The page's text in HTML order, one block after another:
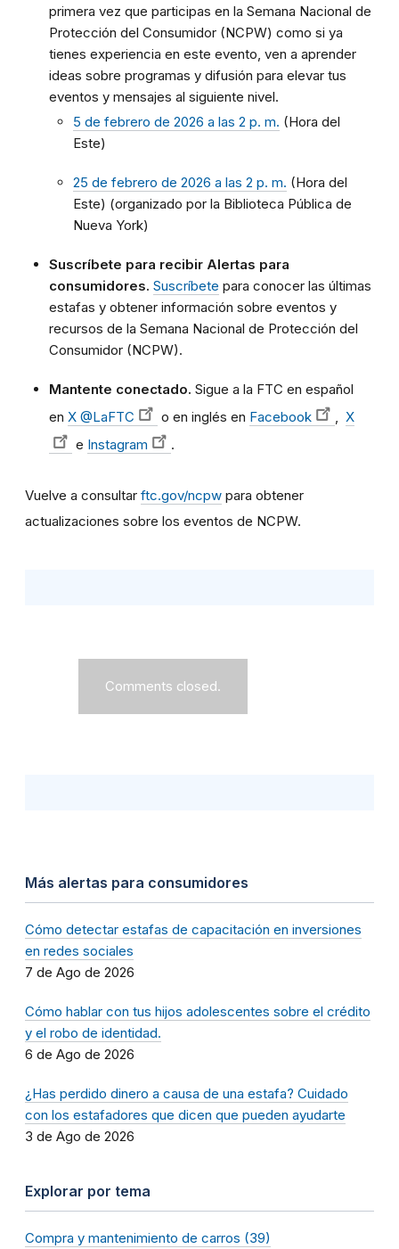
primera vez que participas en la Semana Nacional de
Protección del Consumidor (NCPW) como si ya
tienes experiencia en este evento, ven a aprender
ideas sobre programas y difusión para elevar tus
eventos y mensajes al siguiente nivel.
5 de febrero de 2026 a las 2 p. m. (Hora del
Este)
25 de febrero de 2026 a las 2 p. m. (Hora del
Este) (organizado por la Biblioteca Pública de
Nueva York)
Suscríbete para recibir Alertas para
consumidores. Suscríbete para conocer las últimas
estafas y obtener información sobre eventos y
recursos de la Semana Nacional de Protección del
Consumidor (NCPW).
Mantente conectado. Sigue a la FTC en español
en X @LaFTC o en inglés en Facebook , X
e Instagram .
Vuelve a consultar ftc.gov/ncpw para obtener
actualizaciones sobre los eventos de NCPW.
Comments closed.
Más alertas para consumidores
Cómo detectar estafas de capacitación en inversiones
en redes sociales
7 de Ago de 2026
Cómo hablar con tus hijos adolescentes sobre el crédito
y el robo de identidad.
6 de Ago de 2026
¿Has perdido dinero a causa de una estafa? Cuidado
con los estafadores que dicen que pueden ayudarte
3 de Ago de 2026
Explorar por tema
Compra y mantenimiento de carros (39)